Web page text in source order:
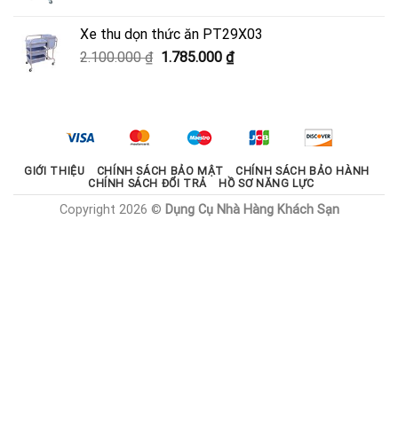
2.000.000 ₫.là:
1.800.000 ₫.
Xe thu dọn thức ăn PT29X03
2.100.000₫ Giá
1.785.000 ₫Giá
1.785.000 ₫.
GIỚI THIỆU CHÍNH SÁCH BẢO MẬT
CHÍNH SÁCH BẢO HÀNH
CHÍNH SÁCH ĐỔI TRẢ
HỒ SƠ NĂNG LỰC
Copyright 2026 © Dụng Cụ Nhà Hàng Khách Sạn